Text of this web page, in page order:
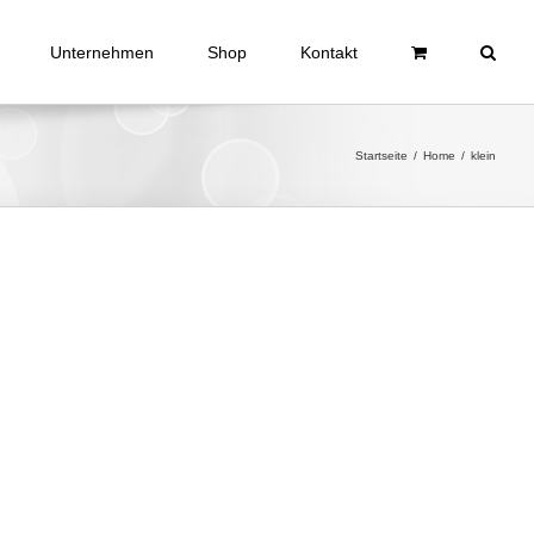
Unternehmen Shop Kontakt
Startseite / Home / klein